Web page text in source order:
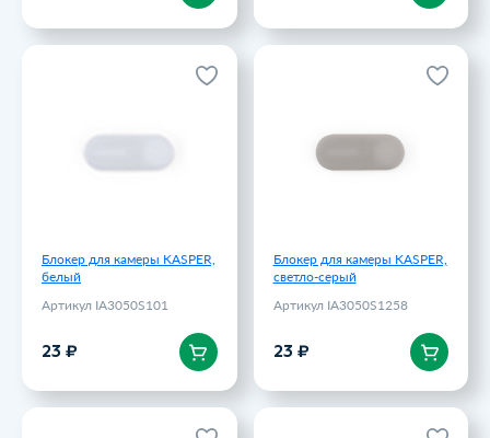
Блокер для камеры KASPER,
белый
Артикул IA3050S101
23 ₽
Блокер для камеры KASPER,
белый
Блокер для камеры KASPER,
светло-серый
Артикул IA3050S1258
23 ₽
Блокер для камеры KASPER,
светло-серый